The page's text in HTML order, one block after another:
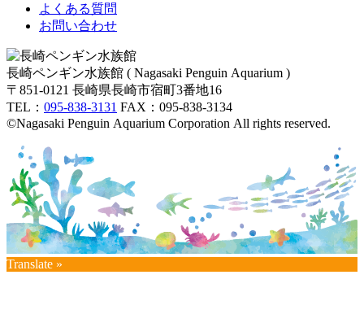
よくある質問
お問い合わせ
長崎ペンギン水族館 ( Nagasaki Penguin Aquarium )
〒851-0121 長崎県長崎市宿町3番地16
TEL： 095-838-3131 FAX：095-838-3134
©Nagasaki Penguin Aquarium Corporation All rights reserved.
Translate »